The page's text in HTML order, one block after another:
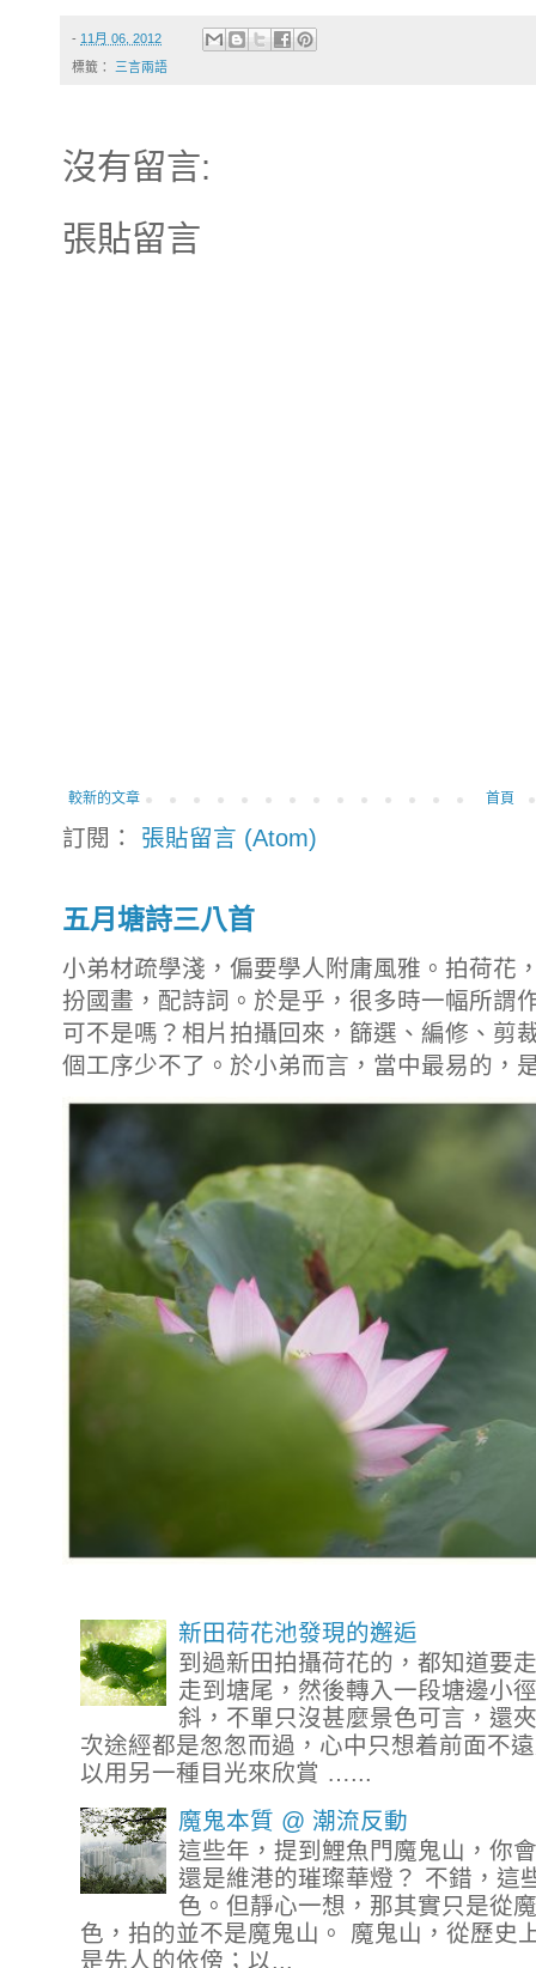
- 11月 06, 2012
標籤： 三言兩語
沒有留言:
張貼留言
較新的文章 首頁
訂閱： 張貼留言 (Atom)
五月塘詩三八首
小弟材疏學淺，偏要學人附庸風雅。拍荷花
扮國畫，配詩詞。於是乎，很多時一幅所謂
可不是嗎？相片拍攝回來，篩選、編修、剪
個工序少不了。於小弟而言，當中最易的，
新田荷花池發現的邂逅
到過新田拍攝荷花的，都知道要
走到塘尾，然後轉入一段塘邊小
斜，不單只沒甚麼景色可言，還
次途經都是怱怱而過，心中只想着前面不
以用另一種目光來欣賞 …...
魔鬼本質 @ 潮流反動
這些年，提到鯉魚門魔鬼山，你
還是維港的璀璨華燈？ 不錯，這
色。但靜心一想，那其實只是從
色，拍的並不是魔鬼山。 魔鬼山，從歷史
是先人的依傍；以...